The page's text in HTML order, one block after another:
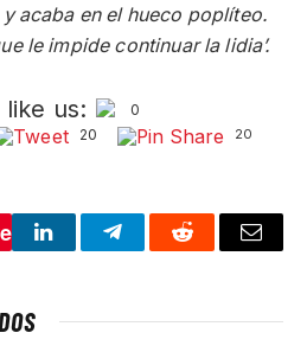
acaba en el hueco poplíteo.
le impide continuar la lidia’.
like us:
0
20 20
LinkedInTelegramReddit Email